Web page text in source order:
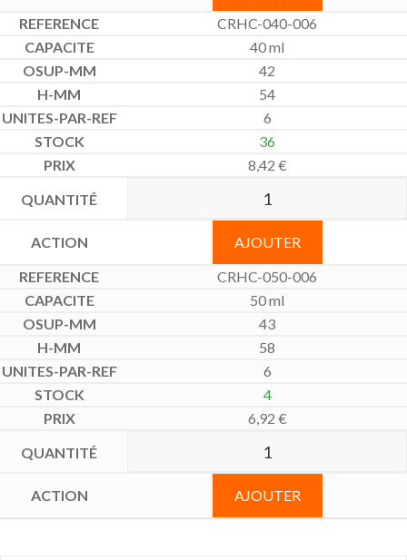
CRHC-040-006
40 ml
42
54
6
36
8,42 €
AJOUTER
CRHC-050-006
50 ml
43
58
6
4
6,92 €
AJOUTER